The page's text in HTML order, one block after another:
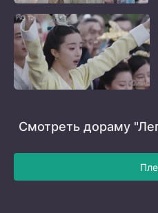
Смотреть дораму